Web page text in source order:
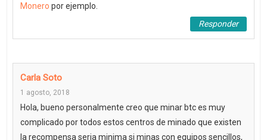
Monero por ejemplo.
Responder
Carla Soto
1 agosto, 2018
Hola, bueno personalmente creo que minar btc es muy
complicado por todos estos centros de minado que existen
la recompensa seria minima si minas con equipos sencillos,